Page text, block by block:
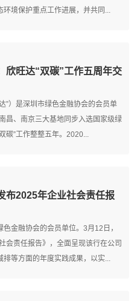
境保护重点工作进展，并共同...
欣旺达“双碳”工作五周年交
”）是深圳市绿色金融协会的会员单
昌、南京三大基地同步入选国家级绿
碳”工作整整五年。2020...
布2025年企业社会责任报
金融协会的会员单位。3月12日，
会责任报告》，全面呈现该行在公司
等方面的年度实践成果，以实...